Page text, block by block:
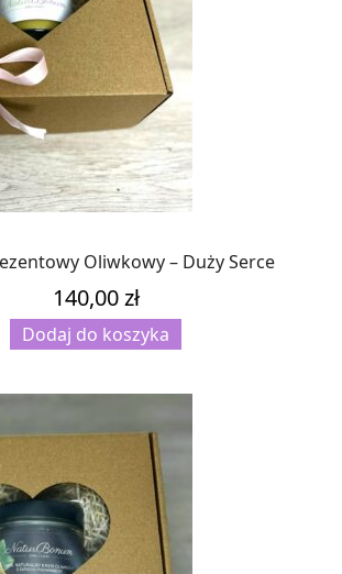
Oliwkowy – Duży Serce
140,00zł
Dodaj do koszyka